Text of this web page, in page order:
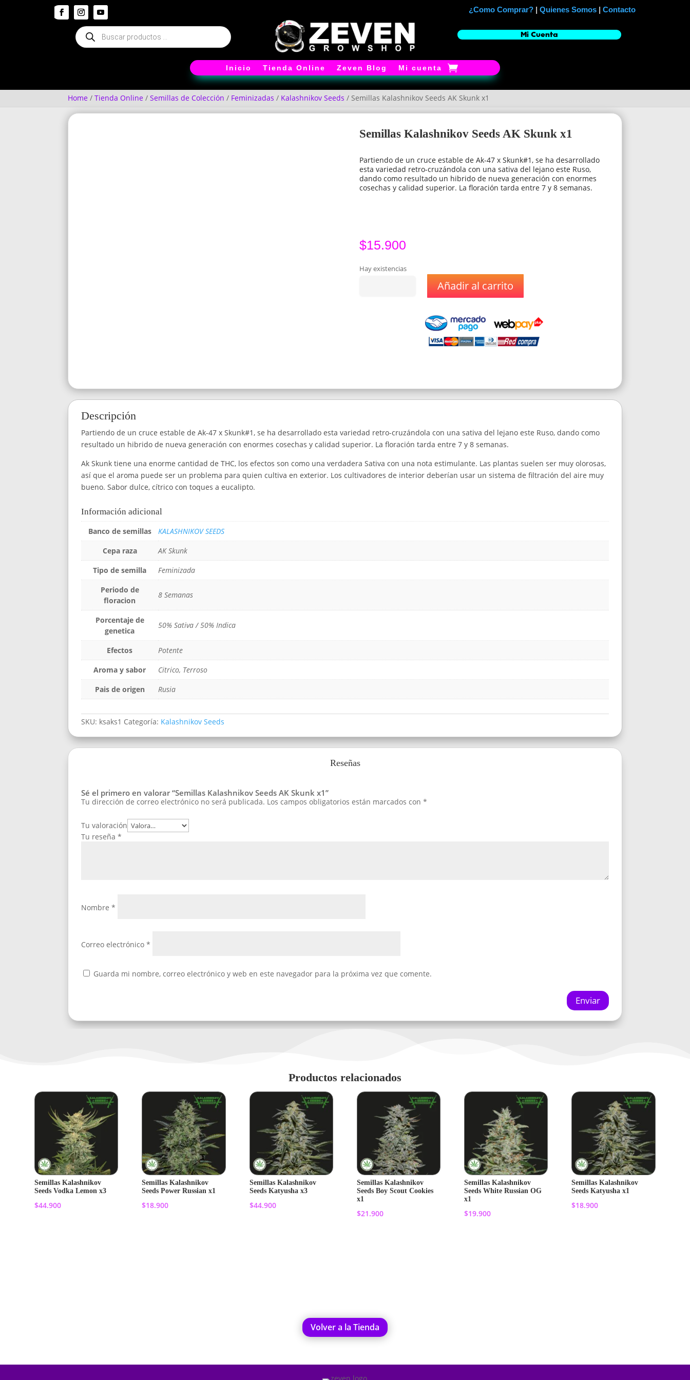
¿Como Comprar? |Quienes Somos |Contacto
Búsqueda
de
productos
Mi Cuenta
Inicio Tienda Online Zeven Blog Mi cuenta
Home / Tienda Online / Semillas de Colección / Feminizadas / Kalashnikov Seeds / Semillas Kalashnikov Seeds AK Skunk x1
Semillas Kalashnikov Seeds AK Skunk x1
Partiendo de un cruce estable de Ak-47 x Skunk#1, se ha desarrollado
esta variedad retro-cruzándola con una sativa del lejano este Ruso,
dando como resultado un hibrido de nueva generación con enormes
cosechas y calidad superior. La floración tarda entre 7 y 8 semanas.
$15.900
Hay existencias
Añadir al carrito
Descripción
Partiendo de un cruce estable de Ak-47 x Skunk#1, se ha desarrollado esta variedad retro-cruzándola con una sativa del lejano este Ruso, dando como
resultado un hibrido de nueva generación con enormes cosechas y calidad superior. La floración tarda entre 7 y 8 semanas.
Ak Skunk tiene una enorme cantidad de THC, los efectos son como una verdadera Sativa con una nota estimulante. Las plantas suelen ser muy olorosas,
así que el aroma puede ser un problema para quien cultiva en exterior. Los cultivadores de interior deberían usar un sistema de filtración del aire muy
bueno. Sabor dulce, cítrico con toques a eucalipto.
Información adicional
Banco de semillas
KALASHNIKOV SEEDS
Cepa raza
AK Skunk
Tipo de semilla
Feminizada
Periodo de
floracion
8 Semanas
Porcentaje de
genetica
50% Sativa / 50% Indica
Efectos
Potente
Aroma y sabor
Citrico, Terroso
Pais de origen
Rusia
SKU: ksaks1 Categoría: Kalashnikov Seeds
Reseñas
Sé el primero en valorar “Semillas Kalashnikov Seeds AK Skunk x1”
Tu dirección de correo electrónico no será publicada. Los campos obligatorios están marcados con *
Tu valoración
Tu reseña *
Nombre *
Correo electrónico *
Guarda mi nombre, correo electrónico y web en este navegador para la próxima vez que comente.
Enviar
Productos relacionados
Semillas Kalashnikov
Seeds Vodka Lemon x3
$44.900
Semillas Kalashnikov
Seeds Power Russian x1
$18.900
Semillas Kalashnikov
Seeds Katyusha x3
$44.900
Semillas Kalashnikov
Seeds Boy Scout Cookies
x1
$21.900
Semillas Kalashnikov
Seeds White Russian OG
x1
$19.900
Semillas Kalashnikov
Seeds Katyusha x1
$18.900
Volver a la Tienda